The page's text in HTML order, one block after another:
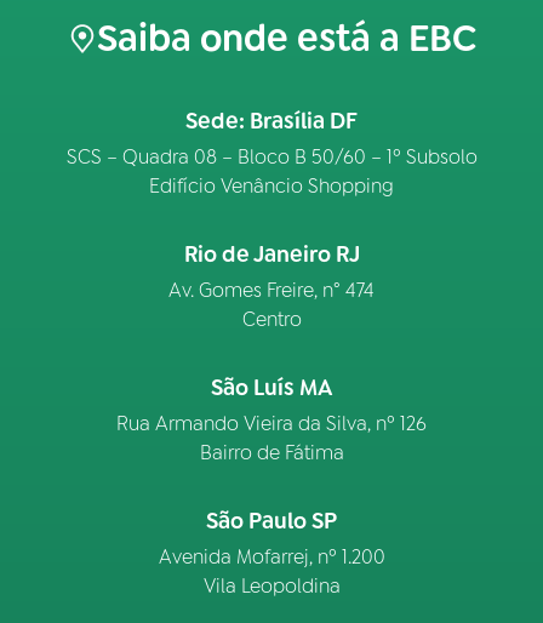
Saiba onde está a EBC
Sede: Brasília DF
SCS – Quadra 08 – Bloco B 50/60 – 1º Subsolo
Edifício Venâncio Shopping
Rio de Janeiro RJ
Av. Gomes Freire, n° 474
Centro
São Luís MA
Rua Armando Vieira da Silva, nº 126
Bairro de Fátima
São Paulo SP
Avenida Mofarrej, nº 1.200
Vila Leopoldina